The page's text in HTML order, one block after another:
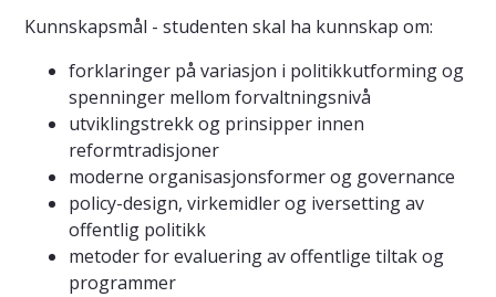
Kunnskapsmål - studenten skal ha kunnskap om:
forklaringer på variasjon i politikkutforming og
spenninger mellom forvaltningsnivå
utviklingstrekk og prinsipper innen
reformtradisjoner
moderne organisasjonsformer og governance
policy-design, virkemidler og iversetting av
offentlig politikk
metoder for evaluering av offentlige tiltak og
programmer